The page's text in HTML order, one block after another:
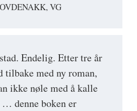
VG
Endelig. Etter tre år
tilbake med ny roman,
ikke nøle med å kalle
… denne boken er